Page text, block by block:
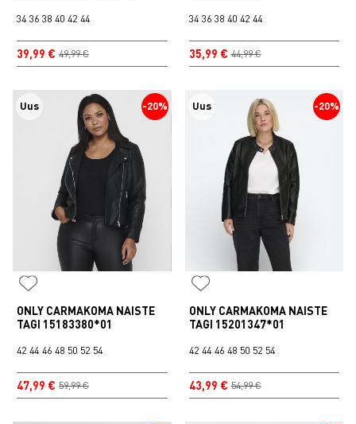
39,99 € 49,99 €
34 36 38 40 42 44
35,99 € 44,99 €
34 36 38 40 42 44
-20%
Uus
ONLY CARMAKOMA NAISTE
TAGI 15183380*01
47,99 € 59,99 €
42 44 46 48 50 52 54
-20%
Uus
ONLY CARMAKOMA NAISTE
TAGI 15201347*01
43,99 € 54,99 €
42 44 46 48 50 52 54